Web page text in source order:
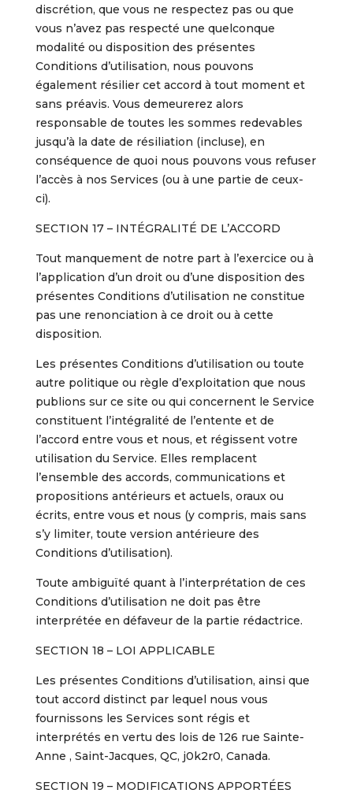
discrétion, que vous ne respectez pas ou que
vous n’avez pas respecté une quelconque
modalité ou disposition des présentes
Conditions d’utilisation, nous pouvons
également résilier cet accord à tout moment et
sans préavis. Vous demeurerez alors
responsable de toutes les sommes redevables
jusqu’à la date de résiliation (incluse), en
conséquence de quoi nous pouvons vous refuser
l’accès à nos Services (ou à une partie de ceux-
ci).
SECTION 17 – INTÉGRALITÉ DE L’ACCORD
Tout manquement de notre part à l’exercice ou à
l’application d’un droit ou d’une disposition des
présentes Conditions d’utilisation ne constitue
pas une renonciation à ce droit ou à cette
disposition.
Les présentes Conditions d’utilisation ou toute
autre politique ou règle d’exploitation que nous
publions sur ce site ou qui concernent le Service
constituent l’intégralité de l’entente et de
l’accord entre vous et nous, et régissent votre
utilisation du Service. Elles remplacent
l’ensemble des accords, communications et
propositions antérieurs et actuels, oraux ou
écrits, entre vous et nous (y compris, mais sans
s’y limiter, toute version antérieure des
Conditions d’utilisation).
Toute ambiguïté quant à l’interprétation de ces
Conditions d’utilisation ne doit pas être
interprétée en défaveur de la partie rédactrice.
SECTION 18 – LOI APPLICABLE
Les présentes Conditions d’utilisation, ainsi que
tout accord distinct par lequel nous vous
fournissons les Services sont régis et
interprétés en vertu des lois de 126 rue Sainte-
Anne , Saint-Jacques, QC, j0k2r0, Canada.
SECTION 19 – MODIFICATIONS APPORTÉES